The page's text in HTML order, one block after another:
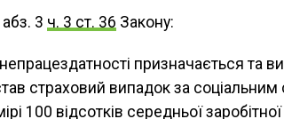
3 ч. 3 ст. 36 Закону:
призначається та
страховий випадок за соціальним
100 відсотків середньої